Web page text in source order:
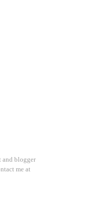
and blogger
me at